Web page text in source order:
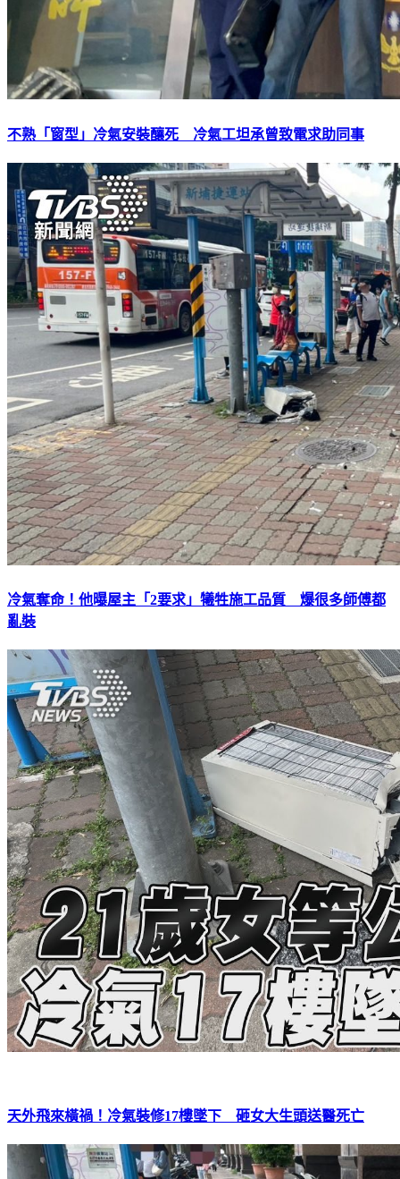
不熟「窗型」冷氣安裝釀死 冷氣工坦承曾致電求助同事
冷氣奪命！他曝屋主「2要求」犧牲施工品質 爆很多師傅都
亂裝
天外飛來橫禍！冷氣裝修17樓墜下 砸女大生頭送醫死亡